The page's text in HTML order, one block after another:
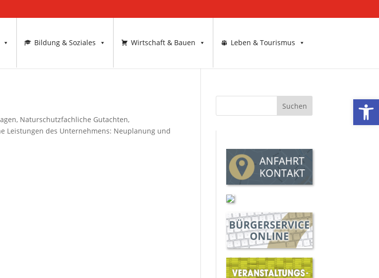
Bildung & Soziales Wirtschaft & Bauen Leben & Tourismus
Naturschutzfachliche Gutachten,
Leistungen des Unternehmens: Neuplanung und